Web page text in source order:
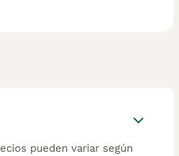
pueden variar según